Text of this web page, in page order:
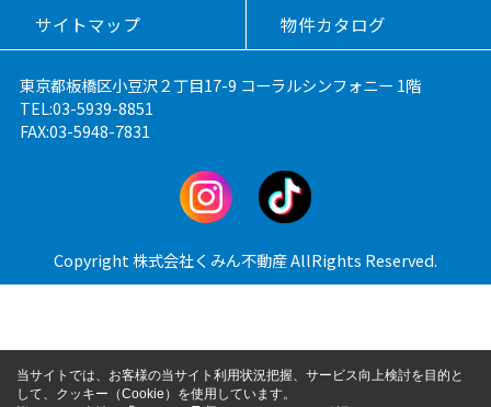
サイトマップ 物件カタログ
東京都板橋区小豆沢２丁目17-9 コーラルシンフォニー 1階
TEL:03-5939-8851
FAX:03-5948-7831
Copyright 株式会社くみん不動産 AllRights Reserved.
当サイトでは、お客様の当サイト利用状況把握、サービス向上検討を目的と
して、クッキー（Cookie）を使用しています。